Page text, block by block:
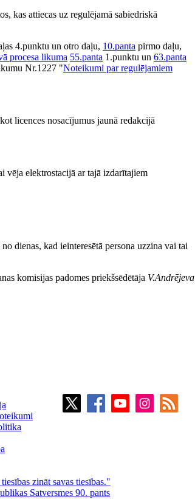
kas attiecas uz regulējamā sabiedriskā
4.punktu un otro daļu, 10.panta pirmo daļu,
procesa likuma 55.panta 1.punktu un 63.panta
Nr.1227 "Noteikumi par regulējamiem
licences nosacījumus jaunā redakcijā
elektrostacijā ar tajā izdarītajiem
dienas, kad ieinteresētā persona uzzina vai tai
komisijas padomes priekšsēdētāja V.Andrējeva
zināt savas tiesības."
Satversmes 90. pants